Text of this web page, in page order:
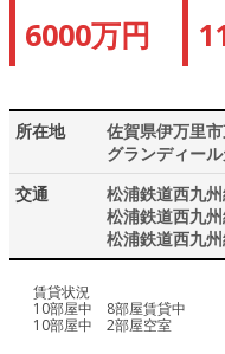
6000万円
所在地
佐賀県伊万里
グランディー
交通
松浦鉄道西九
松浦鉄道西九
松浦鉄道西九
賃貸状況
10部屋中 8部屋賃貸中
10部屋中 2部屋空室